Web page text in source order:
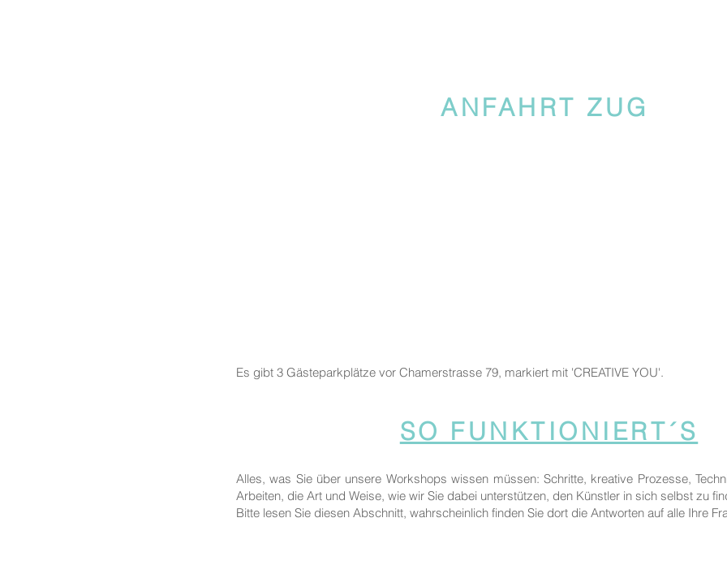
ANFAHRT ZUG
Es gibt 3 Gästeparkplätze vor Chamerstrasse 79, markiert mit 'CREATIVE YOU'.
SO FUNKTIONIERT´S
Alles, was Sie über unsere Workshops wissen müssen: Schritte, kreative Prozesse,
Arbeiten, die Art und Weise, wie wir Sie dabei unterstützen, den Künstler in sich selbst zu
Bitte lesen Sie diesen Abschnitt, wahrscheinlich finden Sie dort die Antworten auf alle Ihre